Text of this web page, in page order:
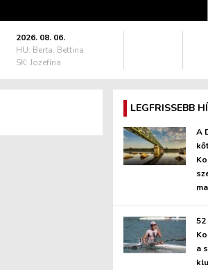
2026. 08. 06.
HU: Berta, Bettina
SK: Jozefína
LEGFRISSEBB
A
52
a